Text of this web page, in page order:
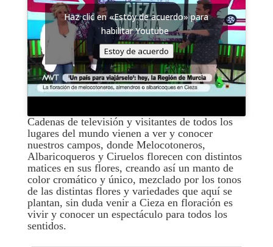
Haz clic en «Estoy de acuerdo» para
habilitar Youtube
Estoy de acuerdo
Cadenas de televisión y visitantes de todos los
lugares del mundo vienen a ver y conocer
nuestros campos, donde Melocotoneros,
Albaricoqueros y Ciruelos florecen con distintos
matices en sus flores, creando así un manto de
color cromático y único, mezclado por los tonos
de las distintas flores y variedades que aquí se
plantan, sin duda venir a Cieza en floración es
vivir y conocer un espectáculo para todos los
sentidos.